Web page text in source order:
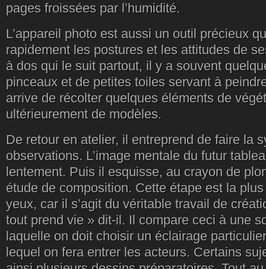
pages froissées par l’humidité.
L’appareil photo est aussi un outil précieux
rapidement les postures et les attitudes de
à dos qui le suit partout, il y a souvent
pinceaux et de petites toiles servant à
arrive de récolter quelques éléments de
ultérieurement de modèles.
De retour en atelier, il entreprend de faire la
observations. L’image mentale du futur
lentement. Puis il esquisse, au crayon de
étude de composition. Cette étape est la
yeux, car il s’agit du véritable travail de
tout prend vie » dit-il. Il compare ceci à une
laquelle on doit choisir un éclairage
lequel on fera entrer les acteurs. Certains